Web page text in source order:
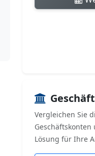
Vergleichen Sie
Lösung für Ihre